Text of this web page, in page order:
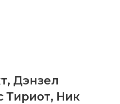
, Дэнзел
Тириот, Ник